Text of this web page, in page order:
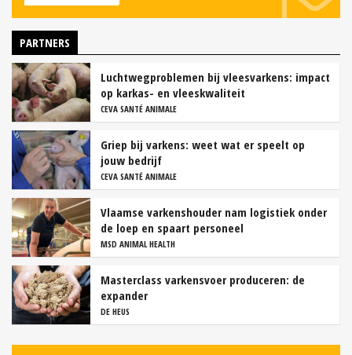
PARTNERS
Luchtwegproblemen bij vleesvarkens: impact
op karkas- en vleeskwaliteit
CEVA SANTÉ ANIMALE
Griep bij varkens: weet wat er speelt op
jouw bedrijf
CEVA SANTÉ ANIMALE
Vlaamse varkenshouder nam logistiek onder
de loep en spaart personeel
MSD ANIMAL HEALTH
Masterclass varkensvoer produceren: de
expander
DE HEUS